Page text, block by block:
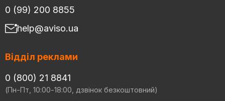
0 (99) 200 8855
help@aviso.ua
Відділ реклами
0 (800) 21 8841
(Пн-Пт, 10:00-18:00, дзвінок безкоштовний)